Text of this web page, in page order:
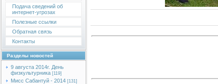
Подача сведений об
интернет-угрозах
Полезные ссылки
Обратная связь
Контакты
Разделы новостей
9 августа 2014г. День
физкультурника [119]
Мисс Сабантуй - 2014 [131]